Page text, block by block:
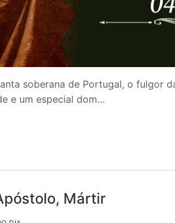
soberana de Portugal, o fulgor
e um especial dom…
Mártir